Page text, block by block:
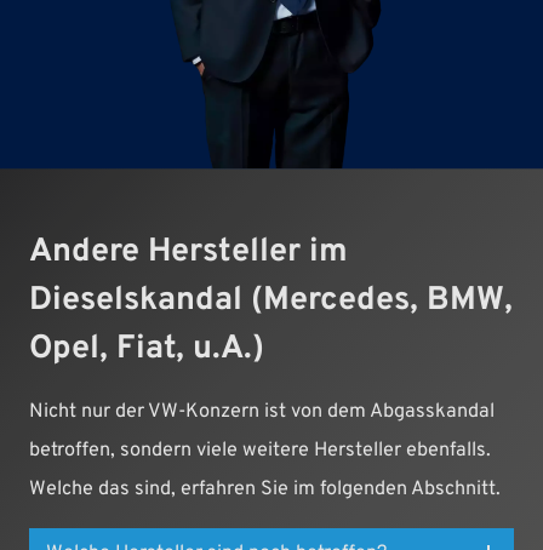
Andere Hersteller im
Dieselskandal (Mercedes, BMW,
Opel, Fiat, u.A.)
Nicht nur der VW-Konzern ist von dem Abgasskandal
betroffen, sondern viele weitere Hersteller ebenfalls.
Welche das sind, erfahren Sie im folgenden Abschnitt.